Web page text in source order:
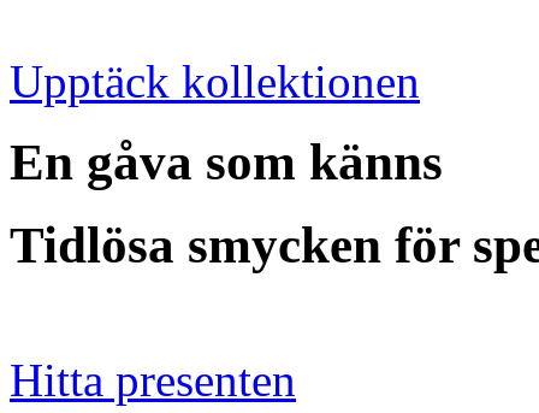
Upptäck kollektionen
En gåva som känns
Tidlösa smycken för
Hitta presenten